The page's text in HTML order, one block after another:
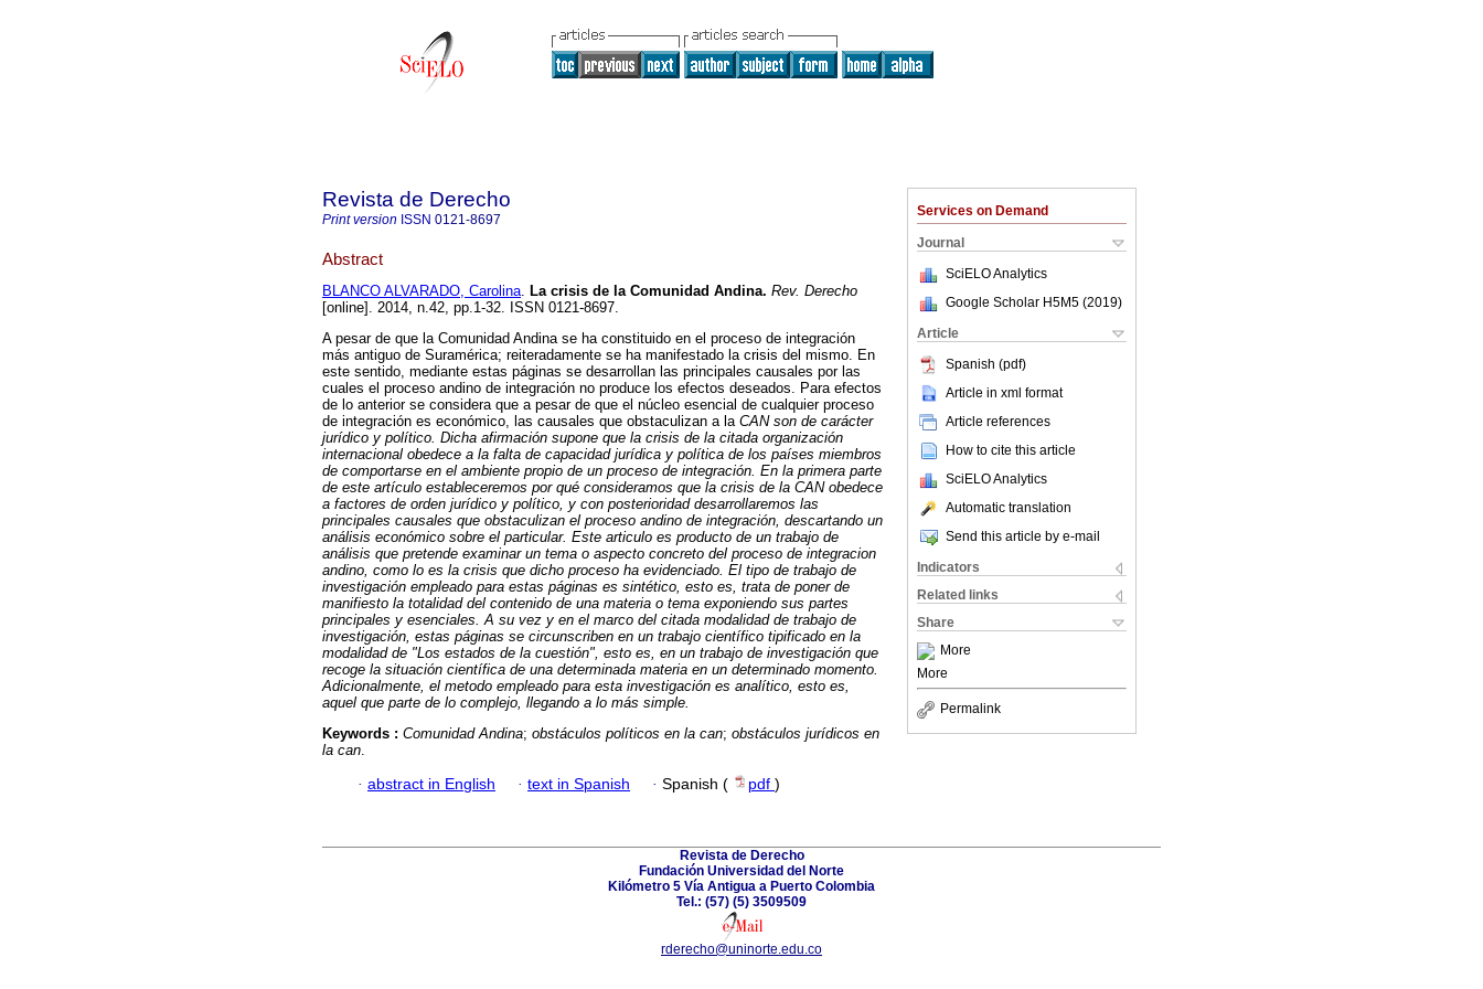
Services on Demand
Journal
SciELO Analytics
Google Scholar H5M5 (2019)
Article
Spanish (pdf)
Article in xml format
Article references
How to cite this article
SciELO Analytics
Automatic translation
Send this article by e-mail
Indicators
Related links
Share
More
More
Permalink
Revista de Derecho
Print version ISSN 0121-8697
Abstract
BLANCO ALVARADO, Carolina. La crisis de la Comunidad Andina. Rev. Derecho
[online]. 2014, n.42, pp.1-32. ISSN 0121-8697.
A pesar de que la Comunidad Andina se ha constituido en el proceso de integración
más antiguo de Suramérica; reiteradamente se ha manifestado la crisis del mismo. En
este sentido, mediante estas páginas se desarrollan las principales causales por las
cuales el proceso andino de integración no produce los efectos deseados. Para efectos
de lo anterior se considera que a pesar de que el núcleo esencial de cualquier proceso
de integración es económico, las causales que obstaculizan a la CAN son de carácter
jurídico y político. Dicha afirmación supone que la crisis de la citada organización
internacional obedece a la falta de capacidad jurídica y política de los países miembros
de comportarse en el ambiente propio de un proceso de integración. En la primera parte
de este artículo estableceremos por qué consideramos que la crisis de la CAN obedece
a factores de orden jurídico y político, y con posterioridad desarrollaremos las
principales causales que obstaculizan el proceso andino de integración, descartando un
análisis económico sobre el particular. Este articulo es producto de un trabajo de
análisis que pretende examinar un tema o aspecto concreto del proceso de integracion
andino, como lo es la crisis que dicho proceso ha evidenciado. El tipo de trabajo de
investigación empleado para estas páginas es sintético, esto es, trata de poner de
manifiesto la totalidad del contenido de una materia o tema exponiendo sus partes
principales y esenciales. A su vez y en el marco del citada modalidad de trabajo de
investigación, estas páginas se circunscriben en un trabajo científico tipificado en la
modalidad de "Los estados de la cuestión", esto es, en un trabajo de investigación que
recoge la situación científica de una determinada materia en un determinado momento.
Adicionalmente, el metodo empleado para esta investigación es analítico, esto es,
aquel que parte de lo complejo, llegando a lo más simple.
Keywords : Comunidad Andina; obstáculos políticos en la can; obstáculos jurídicos en
la can.
· abstract in English · text in Spanish · Spanish ( pdf )
Revista de Derecho
Fundación Universidad del Norte
Kilómetro 5 Vía Antigua a Puerto Colombia
Tel.: (57) (5) 3509509
rderecho@uninorte.edu.co